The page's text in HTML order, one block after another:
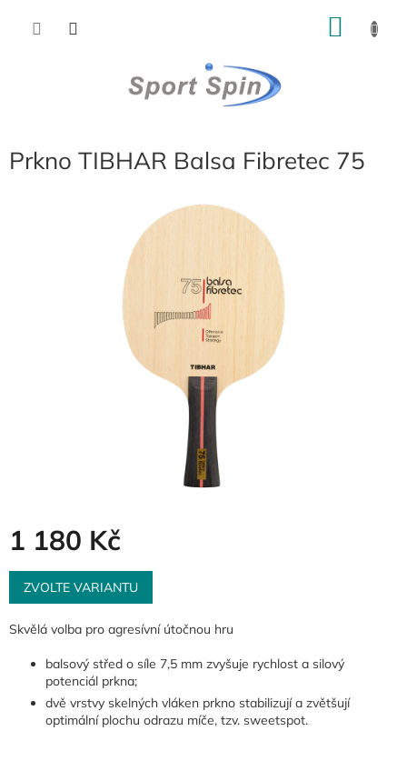
Prkno TIBHAR Balsa Fibretec 75
1 180 Kč
Měrná
cena:
ZVOLTE VARIANTU
Skvělá volba pro agresívní útočnou hru
balsový střed o síle 7,5 mm zvyšuje rychlost a silový
potenciál prkna;
dvě vrstvy skelných vláken prkno stabilizují a zvětšují
optimální plochu odrazu míče, tzv. sweetspot.